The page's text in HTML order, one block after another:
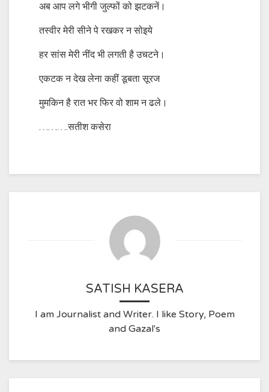
अब आप लगे भीगी जुल्फों को झटकनें।
तस्वीर मेरी सीने पे रखकर न सोइये
हर सांस मेरी नींद भी लगती है उचटने।
एकटक न देख लेना कहीं डूबता सूरज
मुमकिन है रात भर फिर वो शाम न ढले।
……….सतीश कसेरा
SATISH KASERA
I am Journalist and Writer. I like Story, Poem
and Gazal's